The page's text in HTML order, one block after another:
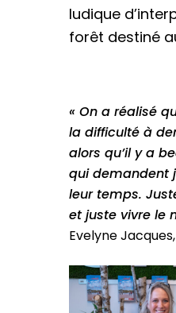
ludique
forêt destiné
« On a réalisé
la difficulté à
alors qu’il y a
qui demandent
leur temps.
et juste vivre le
Evelyne